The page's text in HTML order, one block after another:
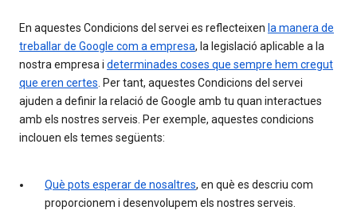
En aquestes Condicions del servei es reflecteixen la manera de
treballar de Google com a empresa, la legislació aplicable a la
nostra empresa i determinades coses que sempre hem cregut
que eren certes . Per tant, aquestes Condicions del servei
ajuden a definir la relació de Google amb tu quan interactues
amb els nostres serveis. Per exemple, aquestes condicions
inclouen els temes següents:
Què pots esperar de nosaltres, en què es descriu com
proporcionem i desenvolupem els nostres serveis.